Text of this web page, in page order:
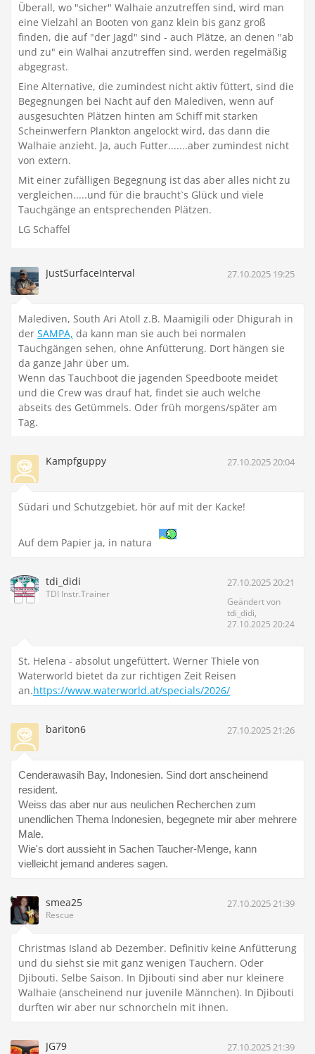
Überall, wo "sicher" Walhaie anzutreffen sind, wird man
eine Vielzahl an Booten von ganz klein bis ganz groß
finden, die auf "der Jagd" sind - auch Plätze, an denen "ab
und zu" ein Walhai anzutreffen sind, werden regelmäßig
abgegrast.
Eine Alternative, die zumindest nicht aktiv füttert, sind die
Begegnungen bei Nacht auf den Malediven, wenn auf
ausgesuchten Plätzen hinten am Schiff mit starken
Scheinwerfern Plankton angelockt wird, das dann die
Walhaie anzieht. Ja, auch Futter.......aber zumindest nicht
von extern.
Mit einer zufälligen Begegnung ist das aber alles nicht zu
vergleichen.....und für die braucht`s Glück und viele
Tauchgänge an entsprechenden Plätzen.
LG Schaffel
JustSurfaceInterval 27.10.2025 19:25
Malediven, South Ari Atoll z.B. Maamigili oder Dhigurah in
der SAMPA, da kann man sie auch bei normalen
Tauchgängen sehen, ohne Anfütterung. Dort hängen sie
da ganze Jahr über um.
Wenn das Tauchboot die jagenden Speedboote meidet
und die Crew was drauf hat, findet sie auch welche
abseits des Getümmels. Oder früh morgens/später am
Tag.
Kampfguppy 27.10.2025 20:04
Südari und Schutzgebiet, hör auf mit der Kacke!
Auf dem Papier ja, in natura
tdi_didi
TDI Instr.Trainer
27.10.2025 20:21
Geändert von
tdi_didi,
27.10.2025 20:24
St. Helena - absolut ungefüttert. Werner Thiele von
Waterworld bietet da zur richtigen Zeit Reisen
an.https://www.waterworld.at/specials/2026/
bariton6 27.10.2025 21:26
Cenderawasih Bay, Indonesien. Sind dort anscheinend
resident.
Weiss das aber nur aus neulichen Recherchen zum
unendlichen Thema Indonesien, begegnete mir aber mehrere
Male.
Wie's dort aussieht in Sachen Taucher-Menge, kann
vielleicht jemand anderes sagen.
smea25
Rescue
27.10.2025 21:39
Christmas Island ab Dezember. Definitiv keine Anfütterung
und du siehst sie mit ganz wenigen Tauchern. Oder
Djibouti. Selbe Saison. In Djibouti sind aber nur kleinere
Walhaie (anscheinend nur juvenile Männchen). In Djibouti
durften wir aber nur schnorcheln mit ihnen.
JG79 27.10.2025 21:39